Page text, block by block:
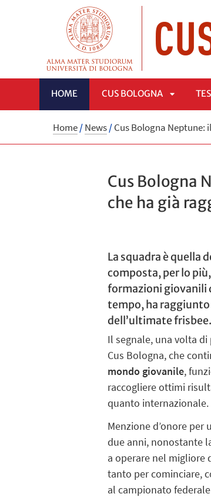
HOME CUS BOLOGNA
APRI
Home/News/Cus Bologna
Cus Bologna
che ha già
La squadra è quella
composta, per lo
formazioni giovanili
tempo, ha
dell’ultimate frisbee.
Il segnale, una volta
Cus Bologna, che
mondo giovanile,
raccogliere ottimi
quanto internazionale.
Menzione d’onore
due anni, nonostante
a operare nel migliore
tanto per cominciare,
al campionato federale